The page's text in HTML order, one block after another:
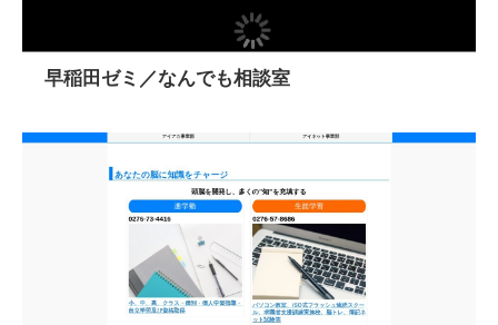
早稲田ゼミ／なんでも相談室